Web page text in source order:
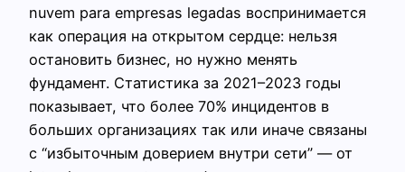
nuvem para empresas legadas воспринимается
как операция на открытом сердце: нельзя
остановить бизнес, но нужно менять
фундамент. Статистика за 2021–2023 годы
показывает, что более 70% инцидентов в
больших организациях так или иначе связаны
с “избыточным доверием внутри сети” — от